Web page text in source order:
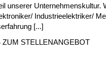
unserer Unternehmenskultur.
Industrieelektriker/
[...]
ZUM STELLENANGEBOT